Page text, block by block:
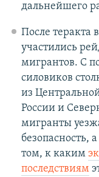
дальнейшего
После теракта
участились
мигрантов. С
силовиков
из
России и
мигранты
безопасность,
том, к каким
последствиям